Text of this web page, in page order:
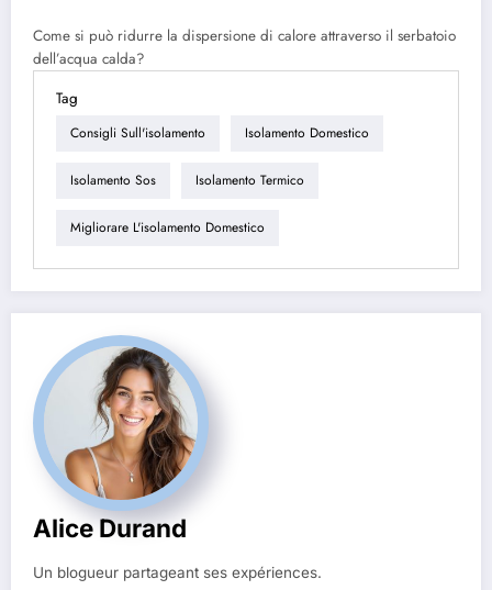
Come si può ridurre la dispersione di calore attraverso il serbatoio
dell’acqua calda?
Tag
Consigli Sull'isolamento Isolamento Domestico
Isolamento Sos Isolamento Termico
Migliorare L'isolamento Domestico
Alice Durand
Un blogueur partageant ses expériences.